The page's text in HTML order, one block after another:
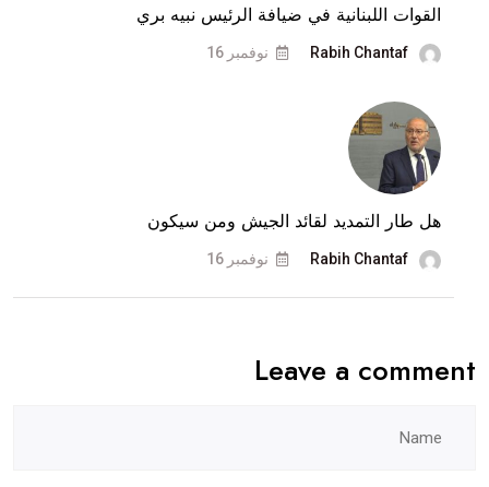
القوات اللبنانية في ضيافة الرئيس نبيه بري
Rabih Chantaf نوفمبر 16
هل طار التمديد لقائد الجيش ومن سيكون
Rabih Chantaf نوفمبر 16
Leave a comment